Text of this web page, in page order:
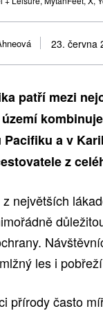
23. června
patří mezi
území
Pacifiku a v
z
největších
les i
přírody často